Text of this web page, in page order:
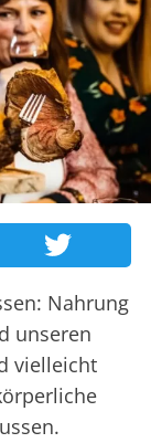
Nahrung
unseren
vielleicht